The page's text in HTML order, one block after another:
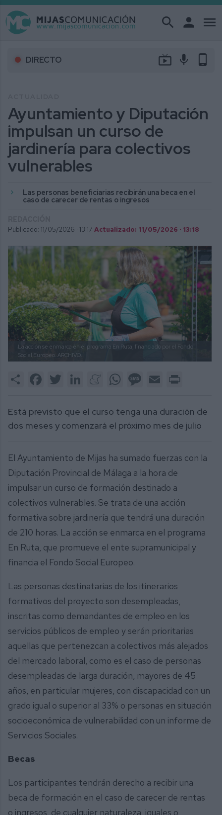
search person menu
DIRECTO live_tv mic phone_android
Ayuntamiento y Diputación
impulsan un curso de
jardinería para colectivos
vulnerables
Las personas beneficiarias recibirán una beca en el
caso de carecer de rentas o ingresos
Publicado: 11/05/2026 · 13:17 Actualizado: 11/05/2026 · 13:18
La acción se enmarca en el programa En Ruta, financiado por el Fondo
Social Europeo.ARCHIVO.
Share FacebookTwitter LinkedInMeneameWhatsAppMessage
Email
Está previsto que el curso tenga una duración de
dos meses y comenzará el próximo mes de julio
El Ayuntamiento de Mijas ha sumado fuerzas con la
Diputación Provincial de Málaga a la hora de
impulsar un curso de formación destinado a
colectivos vulnerables. Se trata de una acción
formativa sobre jardinería que tendrá una duración
de 210 horas. La acción se enmarca en el programa
En Ruta, que promueve el ente supramunicipal y
financia el Fondo Social Europeo.
Las personas destinatarias de los itinerarios
formativos del proyecto son desempleadas,
inscritas como demandantes de empleo en los
servicios públicos de empleo y serán prioritarias
aquellas que pertenezcan a colectivos más alejados
del mercado laboral, como es el caso de personas
desempleadas de larga duración, mayores de 45
años, en particular mujeres, con discapacidad con un
grado igual o superior al 33% o personas en situación
socioeconómica de vulnerabilidad con un informe de
Servicios Sociales.
Becas
Los participantes tendrán derecho a recibir una
beca de formación en el caso de carecer de rentas
o ingresos, de cualquier naturaleza, iguales o